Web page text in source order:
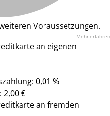
Voraussetzungen.
Mehr erfahren
an eigenen
0,01 %
2,00 €
an fremden